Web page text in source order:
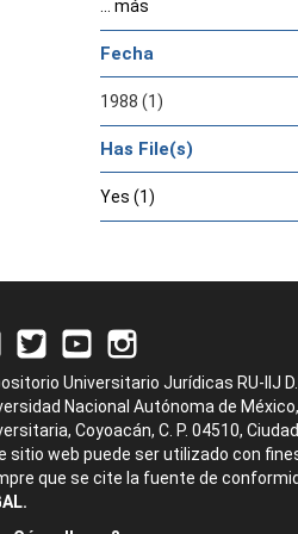
... más
Fecha
1988 (1)
Has File(s)
Yes (1)
Universitario Jurídicas RU-IIJ
Nacional Autónoma de
Coyoacán, C. P. 04510,
sitio web puede ser utilizado con
que se cite la fuente de